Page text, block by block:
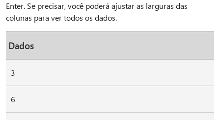
Enter. Se precisar, você poderá ajustar as larguras das
colunas para ver todos os dados.
Dados
3
6